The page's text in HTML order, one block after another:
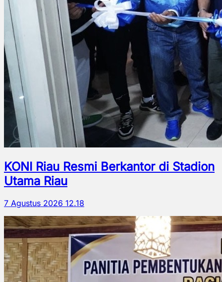
KONI Riau Resmi Berkantor di Stadion
Utama Riau
7 Agustus 2026 12.18